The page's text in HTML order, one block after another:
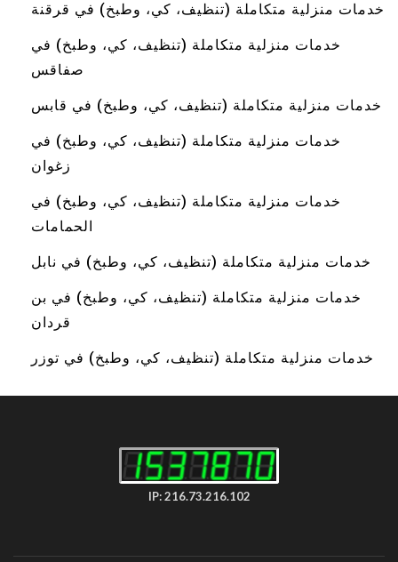
خدمات منزلية متكاملة (تنظيف، كي، وطبخ) في قرقنة
خدمات منزلية متكاملة (تنظيف، كي، وطبخ) في
صفاقس
خدمات منزلية متكاملة (تنظيف، كي، وطبخ) في قابس
خدمات منزلية متكاملة (تنظيف، كي، وطبخ) في
زغوان
خدمات منزلية متكاملة (تنظيف، كي، وطبخ) في
الحمامات
خدمات منزلية متكاملة (تنظيف، كي، وطبخ) في نابل
خدمات منزلية متكاملة (تنظيف، كي، وطبخ) في بن
قردان
خدمات منزلية متكاملة (تنظيف، كي، وطبخ) في توزر
IP: 216.73.216.102